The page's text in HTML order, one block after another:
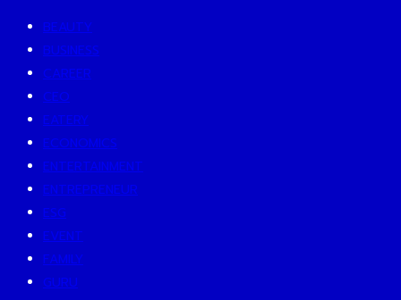
BEAUTY
BUSINESS
CAREER
CEO
EATERY
ECONOMICS
ENTERTAINMENT
ENTREPRENEUR
ESG
EVENT
FAMILY
GURU